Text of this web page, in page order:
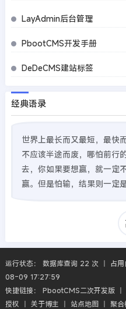
LayAdmin后台管理
PbootCMS开发手册
DeDeCMS建站标签
经典语录
世界上最长而又最短，最快
不应该半途而废，哪怕前行
去，你如果要想赢，就一定
赢。但是怕输，结果则一定是
运行状态： 数据库查询 22 次 丨 占
08-09 17:27:59
快捷链接： PbootCMS二次开发版丨
授权 丨 关于博主 丨 站点地图丨 聚合